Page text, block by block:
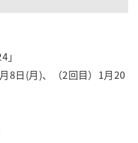
8日(月)、（2回目）1月20